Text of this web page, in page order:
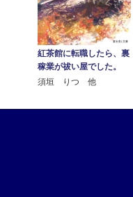
紅茶館に転職したら、裏
稼業が祓い屋でした。
須垣 りつ 他